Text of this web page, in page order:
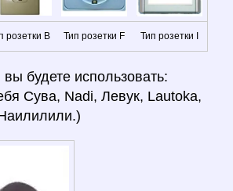
розетки B Тип розетки F Тип розетки I
вы будете использовать:
Сува, Nadi, Левук, Lautoka,